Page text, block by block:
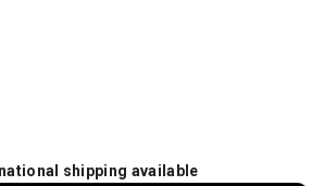
shipping available